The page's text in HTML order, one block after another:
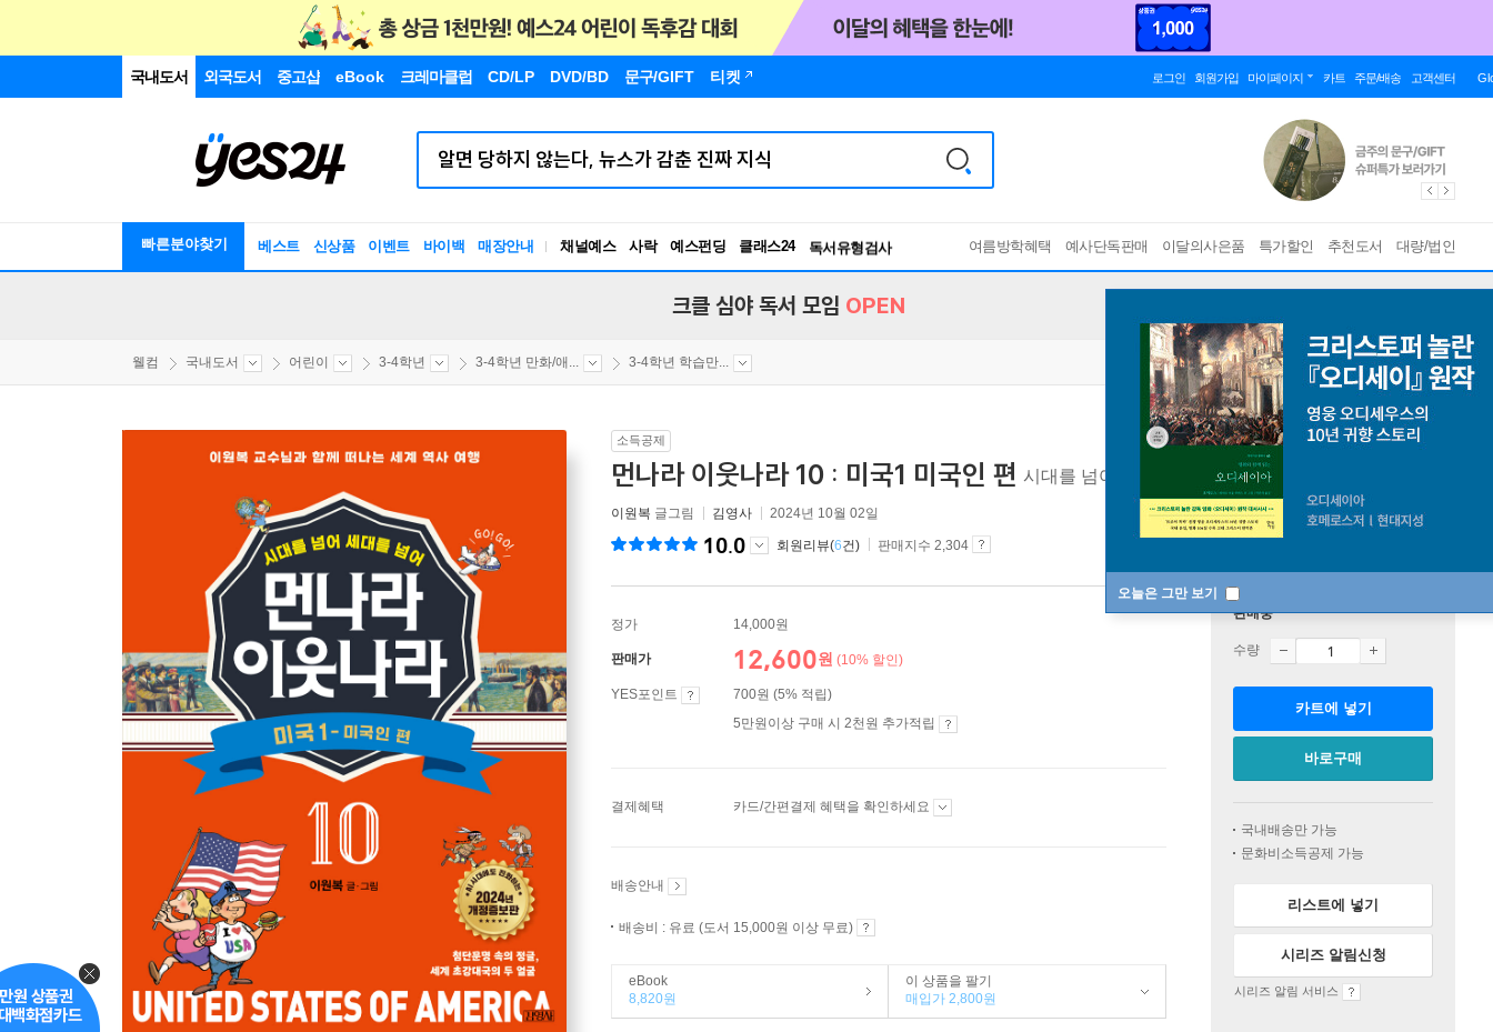
국내도서 외국도서 중고샵 eBook 크레마클럽 CD/LP DVD/BD 문구/GIFT 티켓 로그인 회원가입 마이페이지 카트 주문/배송 고객센터
빠른분야찾기 베스트 신상품 이벤트 바이백 매장안내 채널예스 사락 예스펀딩 클래스24
독서유형검사
RBTI Lab
여름방학혜택 예사단독판매 이달의사은품 특가할인 추천도서 대량/법인
오늘은 그만 보기
크클 심야 독서 모임 OPEN
웰컴 국내도서 어린이 3-4학년 3-4학년 만화/애... 3-4학년 학습만...
소득공제
먼나라 이웃나라 10 : 미국1 미국인 편 시대를 넘어 세대를 넘어[ 개정증보판 ]
이원복 글그림 김영사 2024년 10월 02일
10.0 회원리뷰(6건) 판매지수 2,304
정가 14,000원
판매가 12,600원 (10% 할인)
YES포인트
700원 (5% 적립)
5만원이상 구매 시 2천원 추가적립
결제혜택 카드/간편결제 혜택을 확인하세요
배송안내
배송비 : 유료 (도서 15,000원 이상 무료)
eBook
8,820원
이 상품을 팔기
매입가 2,800원
판매중
수량
카트에 넣기
바로구매
국내배송만 가능
문화비소득공제 가능
리스트에 넣기
시리즈 알림신청
시리즈 알림 서비스